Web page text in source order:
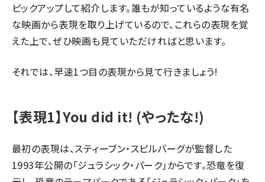
ピックアップして紹介します。誰もが知っているような有名
な映画から表現を取り上げているので、これらの表現を覚
えた上で、ぜひ映画も見ていただければと思います。
それでは、早速1つ目の表現から見て行きましょう!
【表現1】You did it! (やったな!)
最初の表現は、スティーブン・スピルバーグが監督した
1993年公開の「ジュラシック・パーク」からです。恐竜を復